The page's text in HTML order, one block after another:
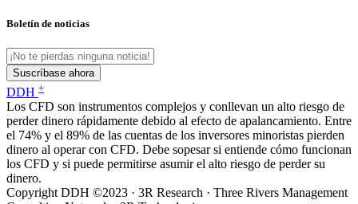
Boletín de noticias
Suscríbase ahora
DDH +
Los CFD son instrumentos complejos y conllevan un alto riesgo de
perder dinero rápidamente debido al efecto de apalancamiento. Entre
el 74% y el 89% de las cuentas de los inversores minoristas pierden
dinero al operar con CFD. Debe sopesar si entiende cómo funcionan
los CFD y si puede permitirse asumir el alto riesgo de perder su
dinero.
Copyright DDH ©2023 · 3R Research · Three Rivers Management